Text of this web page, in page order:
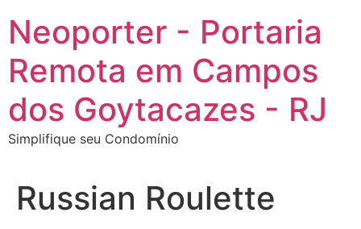
para
conteúdo
Neoporter - Portaria
Remota em Campos
dos Goytacazes - RJ
Simplifique seu Condomínio
Russian Roulette